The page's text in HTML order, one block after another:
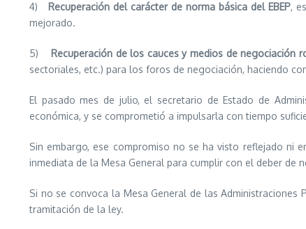
4) Recuperación del carácter de norma básica del EBEP,
mejorado.
5) Recuperación de los cauces y medios de negociación
sectoriales, etc.) para los foros de negociación, haciendo
El pasado mes de julio, el secretario de Estado de
económica, y se comprometió a impulsarla con tiempo
Sin embargo, ese compromiso no se ha visto reflejado ni
inmediata de la Mesa General para cumplir con el deber de
Si no se convoca la Mesa General de las
tramitación de la ley.